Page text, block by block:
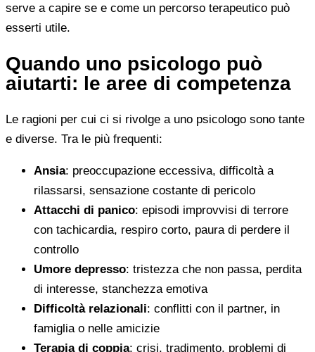
serve a capire se e come un percorso terapeutico può
esserti utile.
Quando uno psicologo può
aiutarti: le aree di competenza
Le ragioni per cui ci si rivolge a uno psicologo sono tante
e diverse. Tra le più frequenti:
Ansia: preoccupazione eccessiva, difficoltà a
rilassarsi, sensazione costante di pericolo
Attacchi di panico: episodi improvvisi di terrore
con tachicardia, respiro corto, paura di perdere il
controllo
Umore depresso: tristezza che non passa, perdita
di interesse, stanchezza emotiva
Difficoltà relazionali: conflitti con il partner, in
famiglia o nelle amicizie
Terapia di coppia: crisi, tradimento, problemi di